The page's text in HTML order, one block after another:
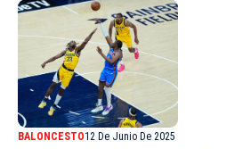
BALONCESTO12 De Junio De 2025